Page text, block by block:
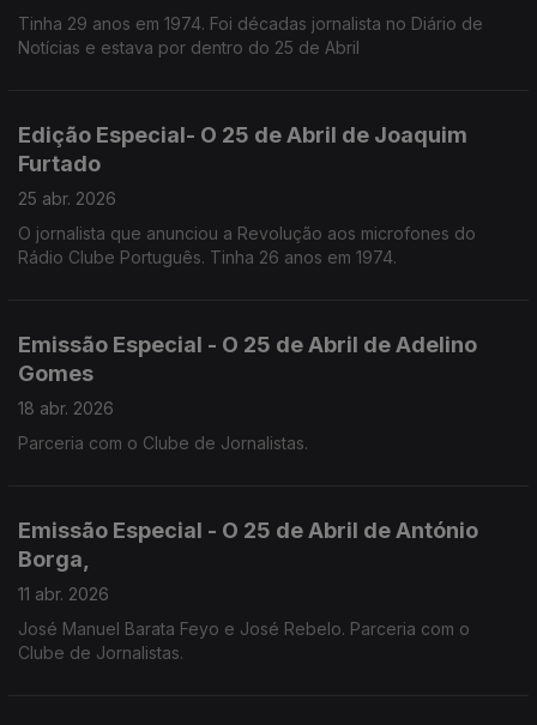
Tinha 29 anos em 1974. Foi décadas jornalista no Diário de
Notícias e estava por dentro do 25 de Abril
Edição Especial- O 25 de Abril de Joaquim
Furtado
25 abr. 2026
O jornalista que anunciou a Revolução aos microfones do
Rádio Clube Português. Tinha 26 anos em 1974.
Emissão Especial - O 25 de Abril de Adelino
Gomes
18 abr. 2026
Parceria com o Clube de Jornalistas.
Emissão Especial - O 25 de Abril de António
Borga,
11 abr. 2026
José Manuel Barata Feyo e José Rebelo. Parceria com o
Clube de Jornalistas.